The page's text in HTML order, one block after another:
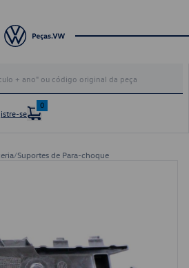
se
0
/Suportes de Para-choque